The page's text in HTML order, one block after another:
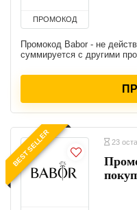
ПРОМОКОД
Промокод Babor - не
суммируется с другими
BEST SELLER 23